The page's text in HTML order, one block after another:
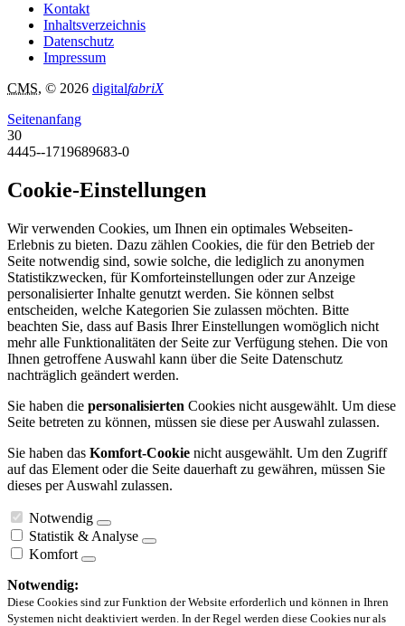
Kontakt
Inhaltsverzeichnis
Datenschutz
Impressum
CMS, © 2026 digitalfabriX
Seitenanfang
30
4445--1719689683-0
Cookie-Einstellungen
Wir verwenden Cookies, um Ihnen ein optimales Webseiten-
Erlebnis zu bieten. Dazu zählen Cookies, die für den Betrieb der
Seite notwendig sind, sowie solche, die lediglich zu anonymen
Statistikzwecken, für Komforteinstellungen oder zur Anzeige
personalisierter Inhalte genutzt werden. Sie können selbst
entscheiden, welche Kategorien Sie zulassen möchten. Bitte
beachten Sie, dass auf Basis Ihrer Einstellungen womöglich nicht
mehr alle Funktionalitäten der Seite zur Verfügung stehen. Die von
Ihnen getroffene Auswahl kann über die Seite Datenschutz
nachträglich geändert werden.
Sie haben die personalisierten Cookies nicht ausgewählt. Um diese
Seite betreten zu können, müssen sie diese per Auswahl zulassen.
Sie haben das Komfort-Cookie nicht ausgewählt. Um den Zugriff
auf das Element oder die Seite dauerhaft zu gewähren, müssen Sie
dieses per Auswahl zulassen.
Notwendig
Statistik & Analyse
Komfort
Notwendig:
Diese Cookies sind zur Funktion der Website erforderlich und können in Ihren
Systemen nicht deaktiviert werden. In der Regel werden diese Cookies nur als